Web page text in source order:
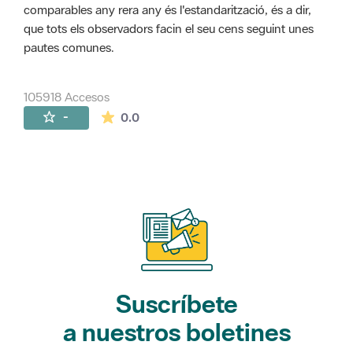
comparables any rera any és l'estandarització, és a dir,
que tots els observadors facin el seu cens seguint unes
pautes comunes.
105918 Accesos
- 0.0La valoración media es de 0 estrellas de
Suscríbete
a nuestros boletines